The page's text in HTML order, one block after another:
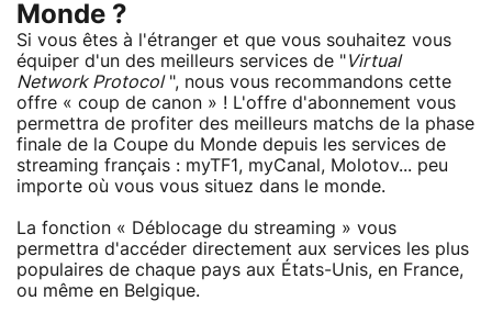
Monde ?
Si vous êtes à l'étranger et que vous souhaitez vous
équiper d'un des meilleurs services de "Virtual
Network Protocol", nous vous recommandons cette
offre « coup de canon » ! L'offre d'abonnement vous
permettra de profiter des meilleurs matchs de la phase
finale de la Coupe du Monde depuis les services de
streaming français : myTF1, myCanal, Molotov... peu
importe où vous vous situez dans le monde.
La fonction « Déblocage du streaming » vous
permettra d'accéder directement aux services les plus
populaires de chaque pays aux États-Unis, en France,
ou même en Belgique.